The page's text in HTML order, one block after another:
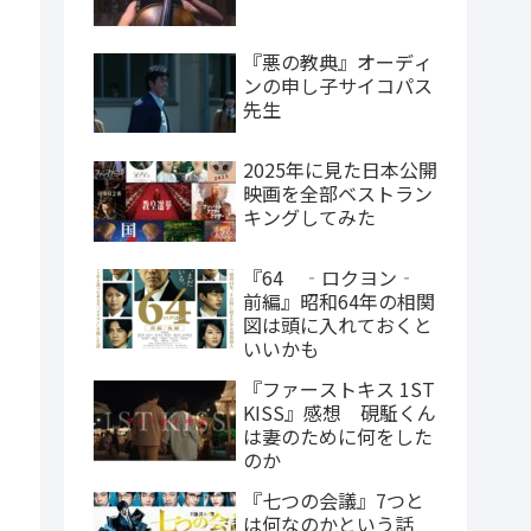
『悪の教典』オーディ
ンの申し子サイコパス
先生
2025年に見た日本公開
映画を全部ベストラン
キングしてみた
『64 ‐ロクヨン‐
前編』昭和64年の相関
図は頭に入れておくと
いいかも
『ファーストキス 1ST
KISS』感想 硯駈くん
は妻のために何をした
のか
『七つの会議』7つと
は何なのかという話